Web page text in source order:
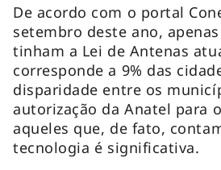
De acordo com o portal
setembro deste ano,
tinham a Lei de Antenas
corresponde a 9% das
disparidade entre os
autorização da Anatel para
aqueles que, de fato,
tecnologia é significativa.